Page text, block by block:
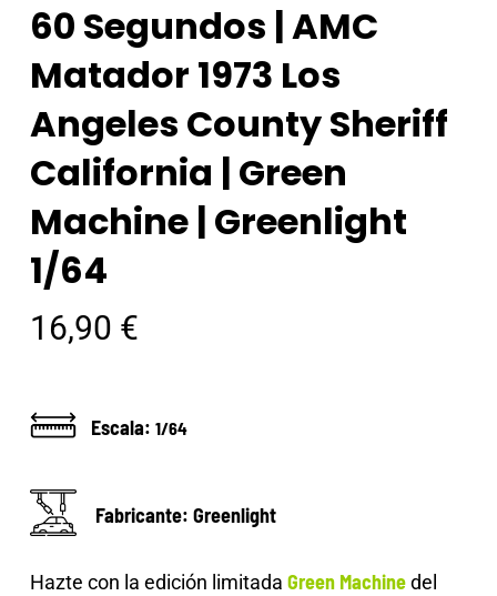
60 Segundos | AMC
Matador 1973 Los
Angeles County Sheriff
California | Green
Machine | Greenlight
1/64
16,90 €
Escala: 1/64
Fabricante: Greenlight
Hazte con la edición limitada Green Machinedel